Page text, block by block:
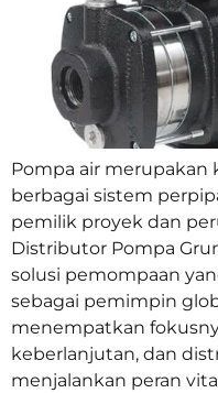
Pompa air merupakan
berbagai sistem
pemilik proyek dan
Distributor Pompa
solusi pemompaan
sebagai pemimpin
menempatkan
keberlanjutan, dan
menjalankan peran